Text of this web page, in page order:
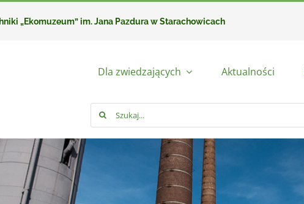
„Ekomuzeum” im. Jana Pazdura w Starachowicach
Dla zwiedzających Aktualności
Szukaj: